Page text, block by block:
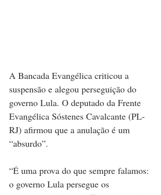
A Bancada Evangélica criticou a
suspensão e alegou perseguição do
governo Lula. O deputado da Frente
Evangélica Sóstenes Cavalcante (PL-
RJ) afirmou que a anulação é um
“absurdo”.
“É uma prova do que sempre falamos:
o governo Lula persegue os